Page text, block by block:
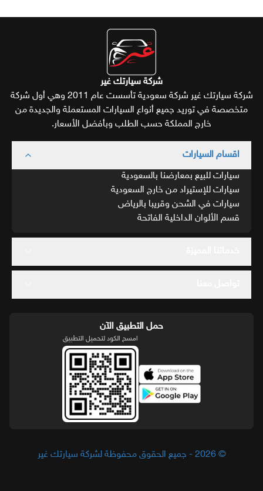
شركة سيارتك غير
شركة سيارتك غير شركة سعودية تأسست عام 2011 وهي أول شركة
متخصصة في توريد جميع أنواع السيارات المستعملة والجديدة من
خارج المملكة حسب الطلب وبأفضل الأسعار.
اقسام السيارات
سيارات للبيع بمعارضنا بالسعودية
سيارات للإستيراد من خارج السعودية
سيارات في الشحن وقريبا بالرياض
قسم الألوان الداخلية الفاتحة
حمل التطبيق الآن
امسح الكود لتحميل التطبيق
© 2026 - جميع الحقوق محفوظة لشركة سيارتك غير